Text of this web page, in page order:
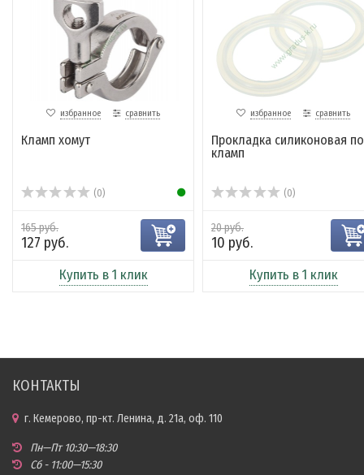
избранное сравнить
Кламп хомут
(0)
165 руб.
127 руб.
Купить в 1 клик
избранное сравнить
Прокладка силиконовая
кламп
(0)
20 руб.
10 руб.
Купить в 1 клик
КОНТАКТЫ
г. Кемерово, пр-кт. Ленина, д. 21а, оф. 110
Пн—Пт 10:30—18:30
Сб - 11:00—15:30